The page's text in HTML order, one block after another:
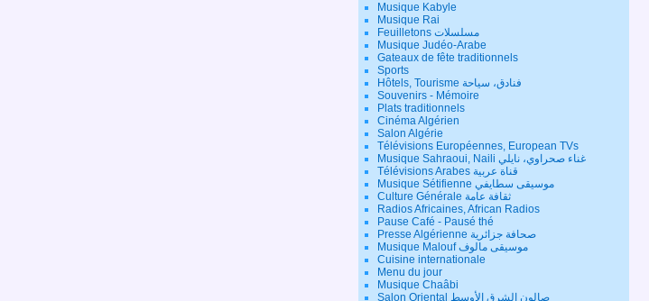
Musique Kabyle
Musique Rai
Feuilletons مسلسلات
Musique Judéo-Arabe
Gateaux de fête traditionnels
Sports
Hôtels, Tourisme فنادق، سياحة
Souvenirs - Mémoire
Plats traditionnels
Cinéma Algérien
Salon Algérie
Télévisions Européennes, European TVs
Musique Sahraoui, Naili غناء صحراوي، نايلي
Télévisions Arabes قناة عربية
Musique Sétifienne موسيقى سطايفي
Culture Générale ثقافة عامة
Radios Africaines, African Radios
Pause Café - Pausé thé
Presse Algérienne صحافة جزائرية
Musique Malouf موسيقى مالوف
Cuisine internationale
Menu du jour
Musique Chaâbi
Salon Oriental صالون الشرق الأوسط